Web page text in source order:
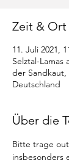
Zeit & Ort
11. Juli 2021,
Selztal-
der Sandkaut,
Deutschland
Über die
Bitte trage
insbesonders